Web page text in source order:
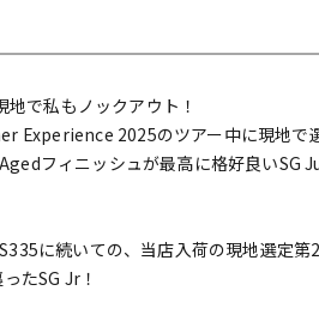
機器
で私もノックアウト！
Experience 2025のツアー中に現地で
フィニッシュが最高に格好良いSG
に続いての、当店入荷の現地選定第
たSG Jr！